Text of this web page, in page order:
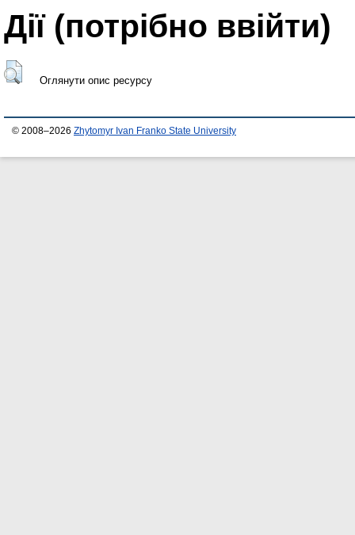
Дії ​​(потрібно ввійти)
Оглянути опис ресурсу
© 2008–2026 Zhytomyr Ivan Franko State University